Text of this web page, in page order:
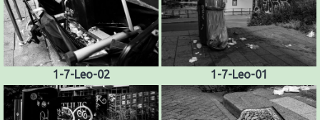
1-7-Leo-02 1-7-Leo-01